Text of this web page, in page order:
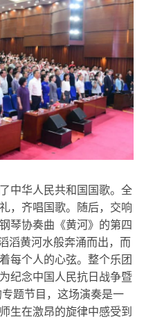
中华人民共和国国歌。全
，齐唱国歌。随后，交响
琴协奏曲《黄河》的第四
滔黄河水般奔涌而出，而
每个人的心弦。整个乐团
纪念中国人民抗日战争暨
题节目，这场演奏是一
生在激昂的旋律中感受到